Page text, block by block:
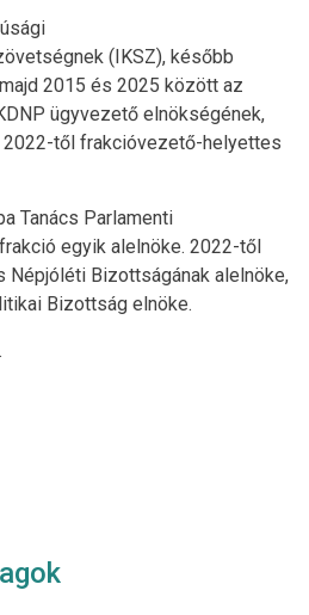
(IKSZ), később
2015 és 2025 között az
ügyvezető elnökségének,
től frakcióvezető-helyettes
Tanács Parlamenti
egyik alelnöke. 2022-től
Bizottságának alelnöke,
Bizottság elnöke.